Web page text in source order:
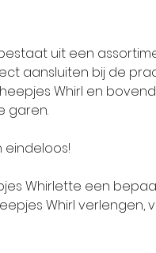
uit een
aansluiten bij de
Whirl en
garen.
eindeloos!
Whirlette een
Whirl verlengen,